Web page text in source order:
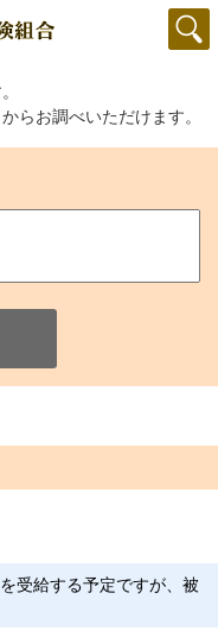
らお調べいただけます。
受給する予定ですが、被